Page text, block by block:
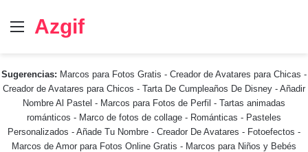
Menú
Azgif
Sugerencias: Marcos para Fotos Gratis - Creador de Avatares para Chicas -
Creador de Avatares para Chicos - Tarta De Cumpleaños De Disney - Añadir
Nombre Al Pastel - Marcos para Fotos de Perfil - Tartas animadas
románticos - Marco de fotos de collage - Románticas - Pasteles
Personalizados - Añade Tu Nombre - Creador De Avatares - Fotoefectos -
Marcos de Amor para Fotos Online Gratis - Marcos para Niños y Bebés